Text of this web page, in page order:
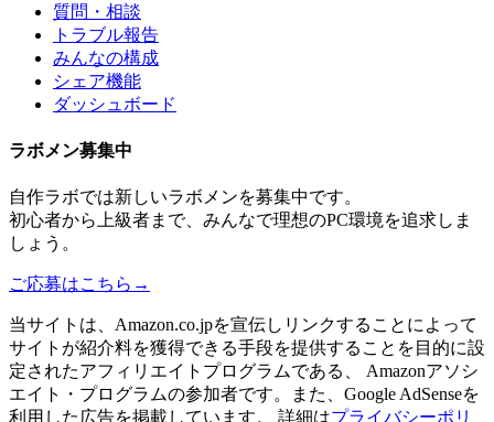
質問・相談
トラブル報告
みんなの構成
シェア機能
ダッシュボード
ラボメン募集中
自作ラボでは新しいラボメンを募集中です。
初心者から上級者まで、みんなで理想のPC環境を追求しま
しょう。
ご応募はこちら →
当サイトは、Amazon.co.jpを宣伝しリンクすることによって
サイトが紹介料を獲得できる手段を提供することを目的に設
定されたアフィリエイトプログラムである、 Amazonアソシ
エイト・プログラムの参加者です。また、Google AdSenseを
利用した広告を掲載しています。 詳細はプライバシーポリ